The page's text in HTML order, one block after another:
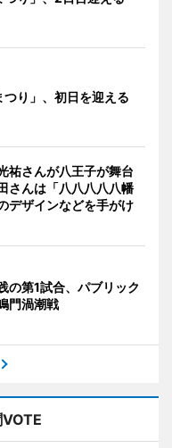
り」、初日を迎える
祐さんが八王子が舞台
さんは「八八八八八幡
デザインなどを手がけ
の第1試合、パブリック
門渦潮戦